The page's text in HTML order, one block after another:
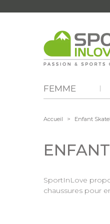
FEMME
Accueil > Enfant
SportInLove
chaussures pour